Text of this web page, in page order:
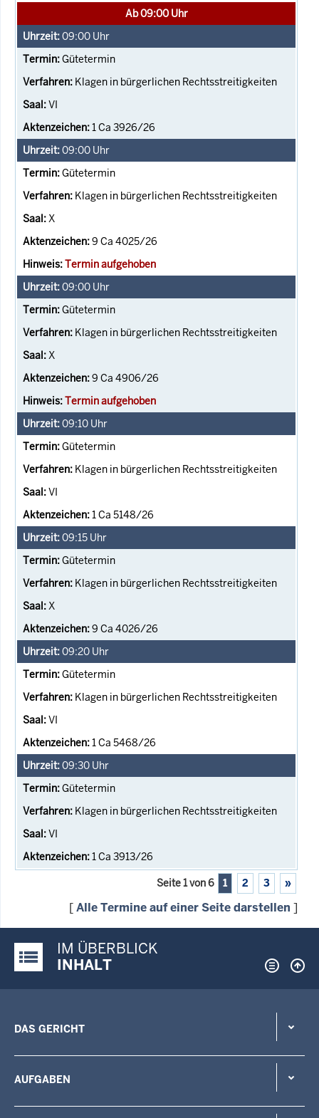
Ab 09:00 Uhr
09:00 Uhr
Gütetermin
Klagen in bürgerlichen Rechtsstreitigkeiten
VI
1 Ca 3926/26
09:00 Uhr
Gütetermin
Klagen in bürgerlichen Rechtsstreitigkeiten
X
9 Ca 4025/26
Termin aufgehoben
09:00 Uhr
Gütetermin
Klagen in bürgerlichen Rechtsstreitigkeiten
X
9 Ca 4906/26
Termin aufgehoben
09:10 Uhr
Gütetermin
Klagen in bürgerlichen Rechtsstreitigkeiten
VI
1 Ca 5148/26
09:15 Uhr
Gütetermin
Klagen in bürgerlichen Rechtsstreitigkeiten
X
9 Ca 4026/26
09:20 Uhr
Gütetermin
Klagen in bürgerlichen Rechtsstreitigkeiten
VI
1 Ca 5468/26
09:30 Uhr
Gütetermin
Klagen in bürgerlichen Rechtsstreitigkeiten
VI
1 Ca 3913/26
Seite 1 von 6 1 2 3 »
[Alle Termine auf einer Seite darstellen ]
Justiz-Portal im Überblick:
IM ÜBERBLICK
INHALT
DAS GERICHT
AUFGABEN